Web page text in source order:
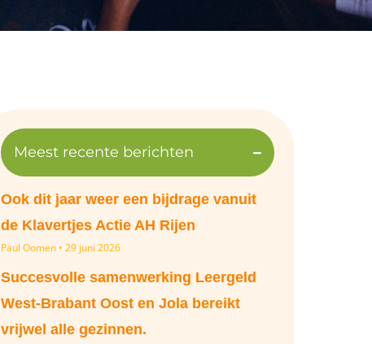
Meest recente berichten
Ook dit jaar weer een bijdrage vanuit
de Klavertjes Actie AH Rijen
Paul Oomen 29 juni 2026
Succesvolle samenwerking Leergeld
West-Brabant Oost en Jola bereikt
vrijwel alle gezinnen.